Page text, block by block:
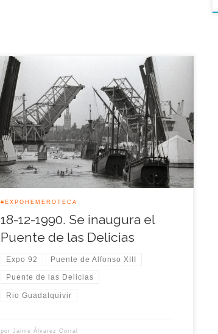
cuatro meses de retraso fue inaugurado en
jornada de 1990 por el ministro de Obras
el nuevo Puente de las Delicias, una
que solucionaría el problema del
entre las dos orillas del rio en aquellos años
a la Exposición Universal de Sevilla.
sevillanos […]
#EXPOHEMEROTECA
18-12-1990. Se inaugura el
Puente de las Delicias
Expo 92 Puente de Alfonso XIII
Puente de las Delicias
Rio Guadalquivir
porJaime Álvarez Corral